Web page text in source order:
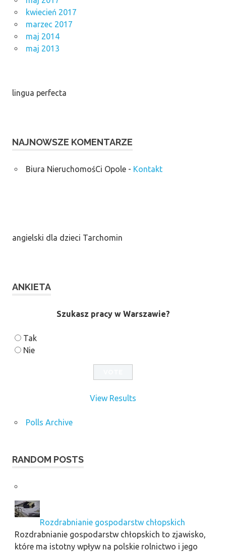
kwiecień 2017
marzec 2017
maj 2014
maj 2013
lingua perfecta
NAJNOWSZE KOMENTARZE
Biura NieruchomośCi Opole- Kontakt
angielski dla dzieci Tarchomin
ANKIETA
Szukasz pracy w Warszawie?
Tak
Nie
View Results
Polls Archive
RANDOM POSTS
Rozdrabnianie gospodarstw chłopskich
Rozdrabnianie gospodarstw chłopskich to zjawisko,
które ma istotny wpływ na polskie rolnictwo i jego